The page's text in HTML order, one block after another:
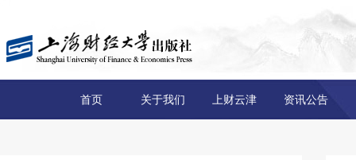
首页 关于我们 上财云津 资讯公告